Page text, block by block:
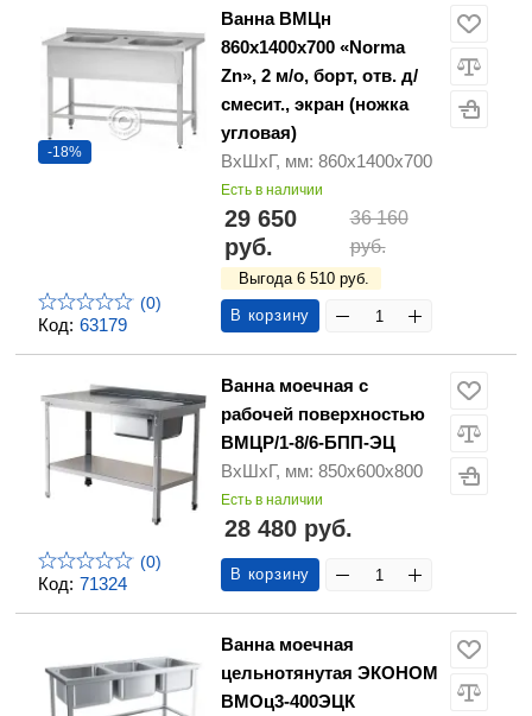
Код: 63179
-18%
(0)
Ванна ВМЦн
860х1400х700 «Norma
Zn», 2 м/о, борт, отв. д/
смесит., экран (ножка
угловая)
ВхШхГ, мм: 860х1400х700
Есть в наличии
29 650
руб.
36 160
руб.
Выгода 6 510 руб.
В корзину
Код: 71324
(0)
Ванна моечная с
рабочей поверхностью
ВМЦР/1-8/6-БПП-ЭЦ
ВхШхГ, мм: 850х600х800
Есть в наличии
28 480 руб.
В корзину
Ванна моечная
цельнотянутая ЭКОНОМ
ВМОц3-400ЭЦК